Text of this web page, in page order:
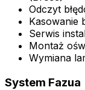
Odczyt
Kasowanie
Serwis
Montaż
Wymiana
System Fazua